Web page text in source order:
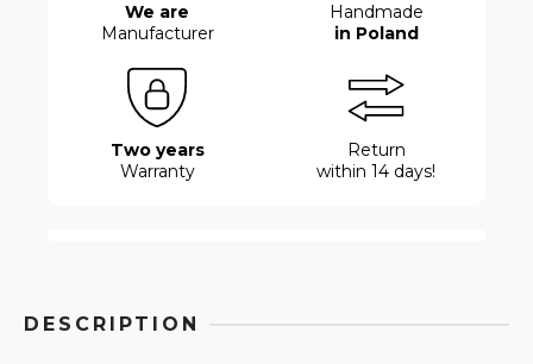
We are
Manufacturer
Handmade
in Poland
Two years
Warranty
Return
within 14 days!
DESCRIPTION